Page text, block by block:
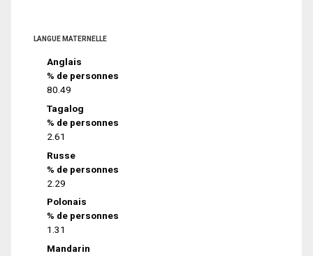
LANGUE MATERNELLE
Anglais
% de personnes
80.49
Tagalog
% de personnes
2.61
Russe
% de personnes
2.29
Polonais
% de personnes
1.31
Mandarin